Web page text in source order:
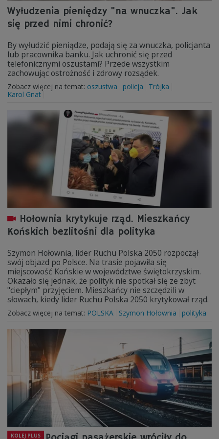
Wyłudzenia pieniędzy "na wnuczka". Jak
się przed nimi chronić?
By wyłudzić pieniądze, podają się za wnuczka, policjanta
lub pracownika banku. Jak uchronić się przed
telefonicznymi oszustami? Przede wszystkim
zachowując ostrożność i zdrowy rozsądek.
Zobacz więcej na temat: oszustwa policja
Trójka
Karol Gnat
Hołownia krytykuje rząd. Mieszkańcy
Końskich bezlitośni dla polityka
Szymon Hołownia, lider Ruchu Polska 2050 rozpoczął
swój objazd po Polsce. Na trasie pojawiła się
miejscowość Końskie w województwe świętokrzyskim.
Okazało się jednak, że polityk nie spotkał się ze zbyt
"ciepłym" przyjęciem. Mieszkańcy nie szczędzili w
słowach, kiedy lider Ruchu Polska 2050 krytykował rząd.
Zobacz więcej na temat: POLSKA Szymon Hołownia polityka
KOLEJ PLUS